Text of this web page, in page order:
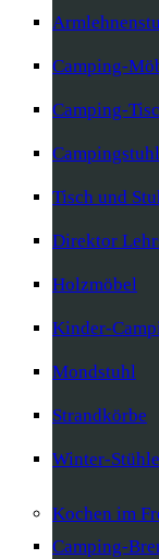
Camping-
Camping-
Campingstuhl
Tisch und
Direktor
Holzmöbel
Kinder-
Mondstuhl
Strandkörbe
Winter-Stühle
Kochen im
Camping-